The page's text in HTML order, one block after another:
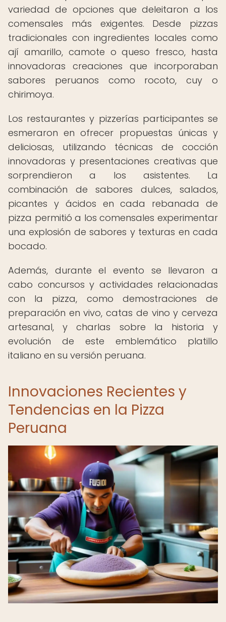
variedad de opciones que deleitaron a los
comensales más exigentes. Desde pizzas
tradicionales con ingredientes locales como
ají amarillo, camote o queso fresco, hasta
innovadoras creaciones que incorporaban
sabores peruanos como rocoto, cuy o
chirimoya.
Los restaurantes y pizzerías participantes se
esmeraron en ofrecer propuestas únicas y
deliciosas, utilizando técnicas de cocción
innovadoras y presentaciones creativas que
sorprendieron a los asistentes. La
combinación de sabores dulces, salados,
picantes y ácidos en cada rebanada de
pizza permitió a los comensales experimentar
una explosión de sabores y texturas en cada
bocado.
Además, durante el evento se llevaron a
cabo concursos y actividades relacionadas
con la pizza, como demostraciones de
preparación en vivo, catas de vino y cerveza
artesanal, y charlas sobre la historia y
evolución de este emblemático platillo
italiano en su versión peruana.
Innovaciones Recientes y
Tendencias en la Pizza
Peruana